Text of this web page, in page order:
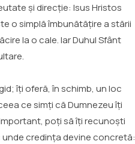
și direcție: Isus Hristos
o simplă îmbunătățire a stării
la o cale. Iar Duhul Sfânt
îți oferă, în schimb, un loc
ce simți că Dumnezeu îți
poți să îți recunoști
unde credința devine concretă: